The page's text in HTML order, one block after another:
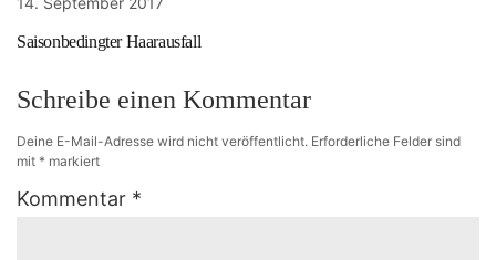
Saisonbedingter Haarausfall
Schreibe einen Kommentar
Deine E-Mail-Adresse wird nicht veröffentlicht. Erforderliche Felder sind
mit * markiert
Kommentar *